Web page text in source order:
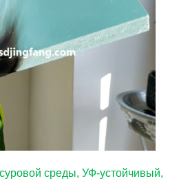
среды, УФ-устойчивый,